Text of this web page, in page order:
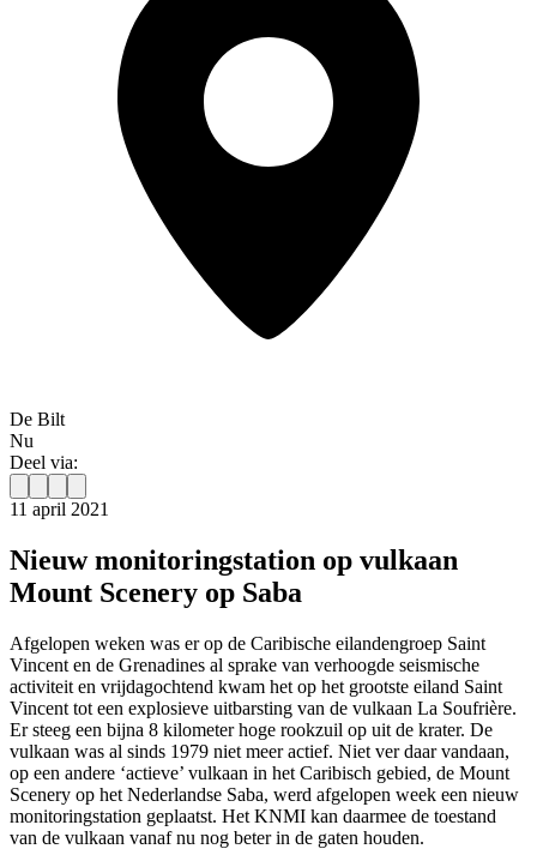
De Bilt
Nu
Deel via:
11 april 2021
Nieuw monitoringstation op vulkaan
Mount Scenery op Saba
Afgelopen weken was er op de Caribische eilandengroep Saint
Vincent en de Grenadines al sprake van verhoogde seismische
activiteit en vrijdagochtend kwam het op het grootste eiland Saint
Vincent tot een explosieve uitbarsting van de vulkaan La Soufrière.
Er steeg een bijna 8 kilometer hoge rookzuil op uit de krater. De
vulkaan was al sinds 1979 niet meer actief. Niet ver daar vandaan,
op een andere ‘actieve’ vulkaan in het Caribisch gebied, de Mount
Scenery op het Nederlandse Saba, werd afgelopen week een nieuw
monitoringstation geplaatst. Het KNMI kan daarmee de toestand
van de vulkaan vanaf nu nog beter in de gaten houden.